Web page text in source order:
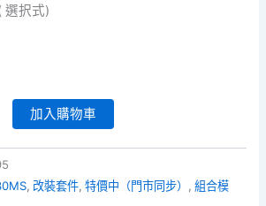
択式)
加入購物車
, 改裝套件,特價中（門市同步） ,組合模